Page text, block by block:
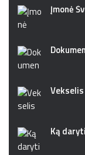
Įmonė
Ką